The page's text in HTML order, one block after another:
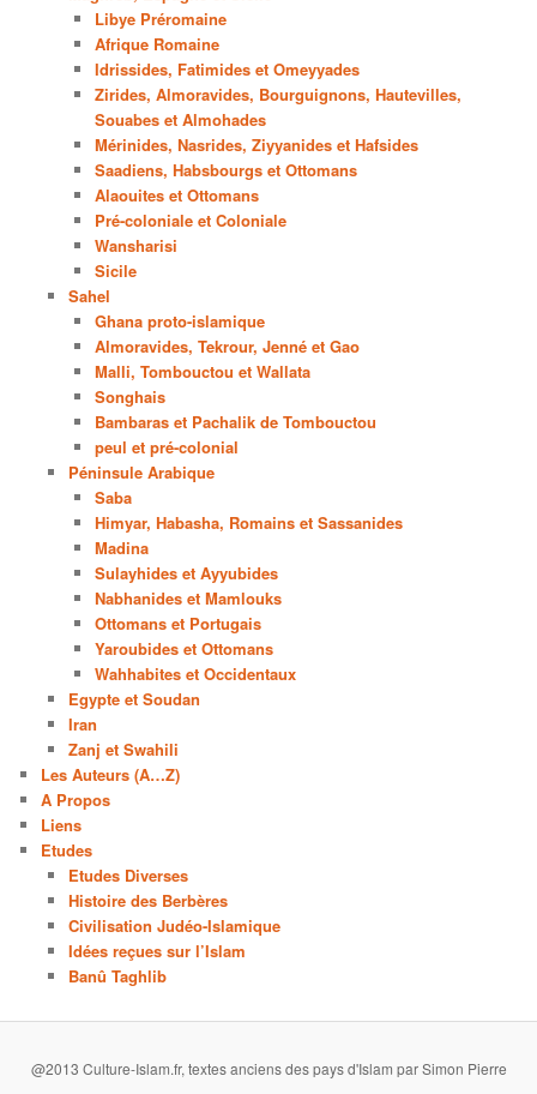
Libye Préromaine
Afrique Romaine
Idrissides, Fatimides et Omeyyades
Zirides, Almoravides, Bourguignons, Hautevilles,
Souabes et Almohades
Mérinides, Nasrides, Ziyyanides et Hafsides
Saadiens, Habsbourgs et Ottomans
Alaouites et Ottomans
Pré-coloniale et Coloniale
Wansharisi
Sicile
Sahel
Ghana proto-islamique
Almoravides, Tekrour, Jenné et Gao
Malli, Tombouctou et Wallata
Songhais
Bambaras et Pachalik de Tombouctou
peul et pré-colonial
Péninsule Arabique
Saba
Himyar, Habasha, Romains et Sassanides
Madina
Sulayhides et Ayyubides
Nabhanides et Mamlouks
Ottomans et Portugais
Yaroubides et Ottomans
Wahhabites et Occidentaux
Egypte et Soudan
Iran
Zanj et Swahili
Les Auteurs (A…Z)
A Propos
Liens
Etudes
Etudes Diverses
Histoire des Berbères
Civilisation Judéo-Islamique
Idées reçues sur l’Islam
Banû Taghlib
@2013 Culture-Islam.fr, textes anciens des pays d'Islam par Simon Pierre